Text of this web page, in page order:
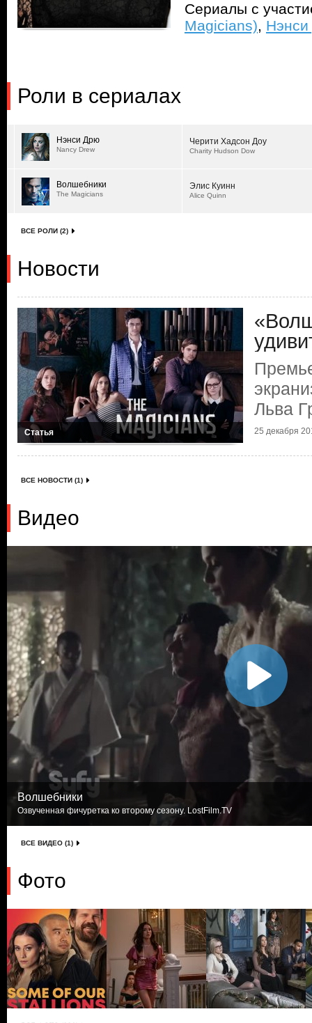
Сериалы с
Magicians),
Роли в сериалах
Нэнси Дрю
Nancy Drew
Черити Хадсон Доу
Charity Hudson Dow
Волшебники
The Magicians
Элис Куинн
Alice Quinn
ВСЕ РОЛИ (2)
Новости
Статья
Льва
25 декабря
ВСЕ НОВОСТИ (1)
Видео
Волшебники
Озвученная фичуретка ко второму сезону. LostFilm.TV
ВСЕ ВИДЕО (1)
Фото